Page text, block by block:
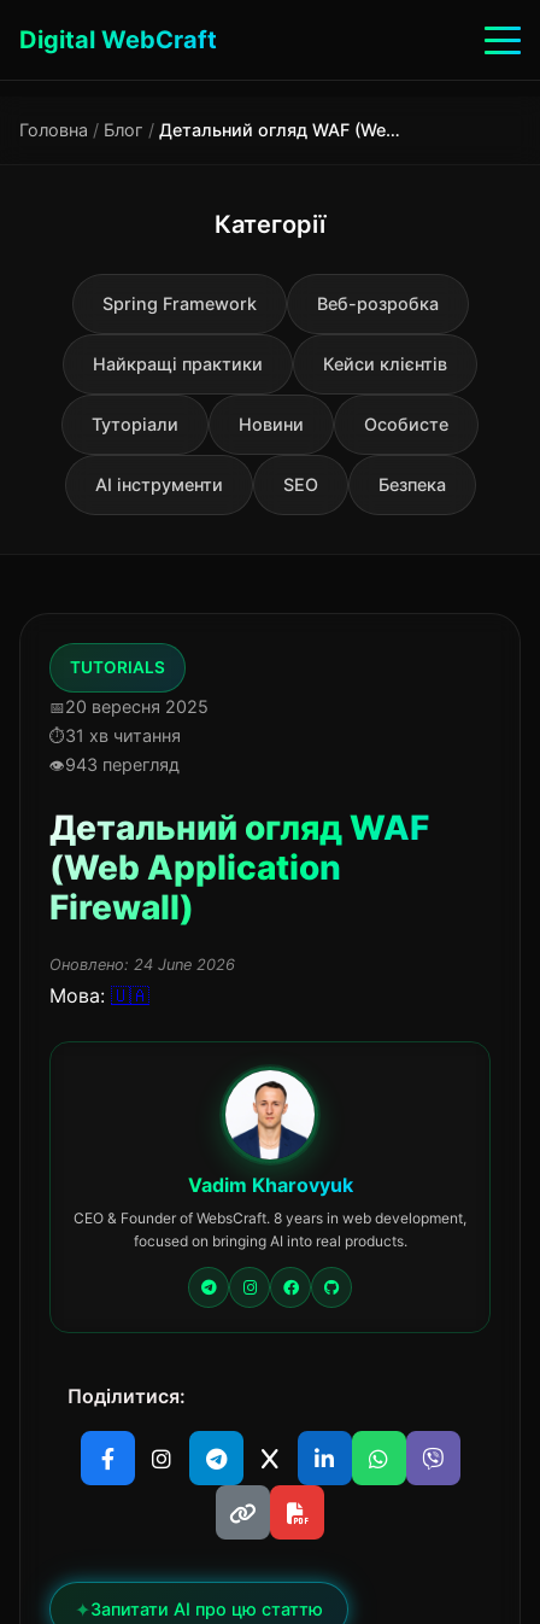
Digital WebCraft
Головна / Блог / Детальний огляд WAF (Web Application Firewall)
Категорії
Spring Framework Веб-розробка
Найкращі практики Кейси клієнтів
Туторіали Новини Особисте
AI інструменти SEO Безпека
TUTORIALS
20 вересня 2025
31 хв читання
943 перегляд
Детальний огляд WAF
(Web Application
Firewall)
Оновлено: 24 June 2026
Мова: 🇺🇦
Vadim Kharovyuk
CEO & Founder of WebsCraft. 8 years in web development,
focused on bringing AI into real products.
Поділитися:
✦Запитати AI про цю статтю